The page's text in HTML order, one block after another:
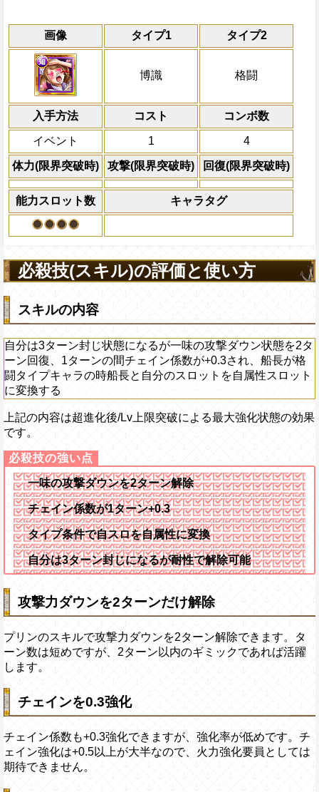
画像 タイプ1 タイプ2
博識 格闘
入手方法 コスト コンボ数
イベント 1 4
体力(限界突破時) 攻撃(限界突破時) 回復(限界突破時)
能力スロット数 キャラタグ
通常 19→13ターン
限界突破
通常時
自分は3ターン封じ状態になるが一味の
が格闘タイプキャラの時船長と自分のス
ロットに変換する
上限突破
共闘性能
船長効果
冒険開始時の必殺タ
にし、他の属性キャ
必殺技
ターン数：8
敵1体のHPを25%減
体力の上限を無視し
×30倍の全プレイヤー
(最大体力の2倍上限
えている時、体力満
になる)、全プレイヤ
アクション
2ターンの間敵全体
を30%下げ、格闘タ
げる
効果
自分の基礎体力の3％をサポート対象キャ
上乗せし、サポート対象キャラはシャー
(ビッグ・マム)に与えるダメージが1.2倍
対象
サンジ
通常時
博識タイプキャラの攻撃を2倍、回復を
Lv上限突破
必殺技(スキル)の評価と使い方
スキルの内容
自分は3ターン封じ状態になるが一味の攻撃ダウン状態を2タ
ーン回復、1ターンの間チェイン係数が+0.3され、船長が格
闘タイプキャラの時船長と自分のスロットを自属性スロット
に変換する
上記の内容は超進化後/Lv上限突破による最大強化状態の効果
です。
一味の攻撃ダウンを2ターン解除
チェイン係数が1ターン+0.3
タイプ条件で自スロを自属性に変換
自分は3ターン封じになるが耐性で解除可能
攻撃力ダウンを2ターンだけ解除
プリンのスキルで攻撃力ダウンを2ターン解除できます。タ
ーン数は短めですが、2ターン以内のギミックであれば活躍
します。
チェインを0.3強化
チェイン係数も+0.3強化できますが、強化率が低めです。チ
ェイン強化は+0.5以上が大半なので、火力強化要員としては
期待できません。